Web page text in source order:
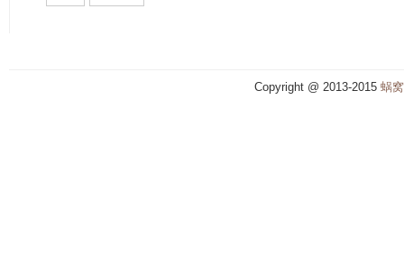
Copyright @ 2013-2015 蜗